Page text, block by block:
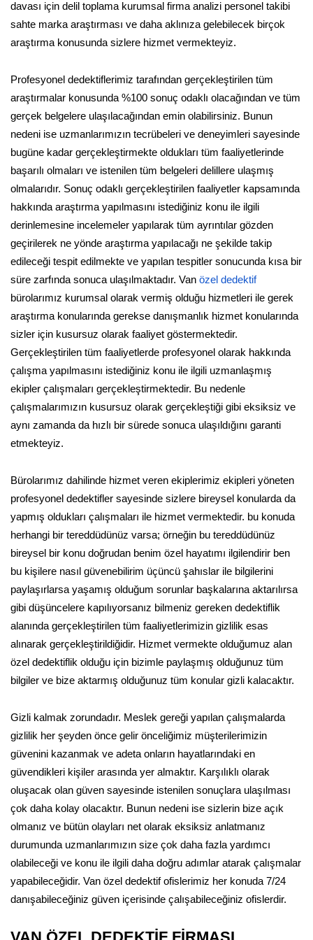
davası için delil toplama kurumsal firma analizi personel takibi
sahte marka araştırması ve daha aklınıza gelebilecek birçok
araştırma konusunda sizlere hizmet vermekteyiz.
Profesyonel dedektiflerimiz tarafından gerçekleştirilen tüm
araştırmalar konusunda %100 sonuç odaklı olacağından ve tüm
gerçek belgelere ulaşılacağından emin olabilirsiniz. Bunun
nedeni ise uzmanlarımızın tecrübeleri ve deneyimleri sayesinde
bugüne kadar gerçekleştirmekte oldukları tüm faaliyetlerinde
başarılı olmaları ve istenilen tüm belgeleri delillere ulaşmış
olmalarıdır. Sonuç odaklı gerçekleştirilen faaliyetler kapsamında
hakkında araştırma yapılmasını istediğiniz konu ile ilgili
derinlemesine incelemeler yapılarak tüm ayrıntılar gözden
geçirilerek ne yönde araştırma yapılacağı ne şekilde takip
edileceği tespit edilmekte ve yapılan tespitler sonucunda kısa bir
süre zarfında sonuca ulaşılmaktadır. Van özel dedektif
bürolarımız kurumsal olarak vermiş olduğu hizmetleri ile gerek
araştırma konularında gerekse danışmanlık hizmet konularında
sizler için kusursuz olarak faaliyet göstermektedir.
Gerçekleştirilen tüm faaliyetlerde profesyonel olarak hakkında
çalışma yapılmasını istediğiniz konu ile ilgili uzmanlaşmış
ekipler çalışmaları gerçekleştirmektedir. Bu nedenle
çalışmalarımızın kusursuz olarak gerçekleştiği gibi eksiksiz ve
aynı zamanda da hızlı bir sürede sonuca ulaşıldığını garanti
etmekteyiz.
Bürolarımız dahilinde hizmet veren ekiplerimiz ekipleri yöneten
profesyonel dedektifler sayesinde sizlere bireysel konularda da
yapmış oldukları çalışmaları ile hizmet vermektedir. bu konuda
herhangi bir tereddüdünüz varsa; örneğin bu tereddüdünüz
bireysel bir konu doğrudan benim özel hayatımı ilgilendirir ben
bu kişilere nasıl güvenebilirim üçüncü şahıslar ile bilgilerini
paylaşırlarsa yaşamış olduğum sorunlar başkalarına aktarılırsa
gibi düşüncelere kapılıyorsanız bilmeniz gereken dedektiflik
alanında gerçekleştirilen tüm faaliyetlerimizin gizlilik esas
alınarak gerçekleştirildiğidir. Hizmet vermekte olduğumuz alan
özel dedektiflik olduğu için bizimle paylaşmış olduğunuz tüm
bilgiler ve bize aktarmış olduğunuz tüm konular gizli kalacaktır.
Gizli kalmak zorundadır. Meslek gereği yapılan çalışmalarda
gizlilik her şeyden önce gelir önceliğimiz müşterilerimizin
güvenini kazanmak ve adeta onların hayatlarındaki en
güvendikleri kişiler arasında yer almaktır. Karşılıklı olarak
oluşacak olan güven sayesinde istenilen sonuçlara ulaşılması
çok daha kolay olacaktır. Bunun nedeni ise sizlerin bize açık
olmanız ve bütün olayları net olarak eksiksiz anlatmanız
durumunda uzmanlarımızın size çok daha fazla yardımcı
olabileceği ve konu ile ilgili daha doğru adımlar atarak çalışmalar
yapabileceğidir. Van özel dedektif ofislerimiz her konuda 7/24
danışabileceğiniz güven içerisinde çalışabileceğiniz ofislerdir.
VAN ÖZEL DEDEKTİF FİRMASI